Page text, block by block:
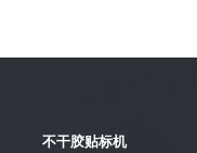
不干胶贴标机